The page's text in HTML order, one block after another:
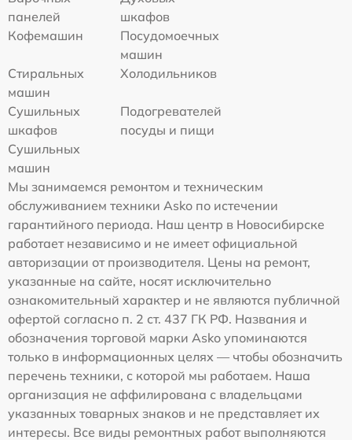
панелей
шкафов
Кофемашин
Посудомоечных
машин
Стиральных
машин
Холодильников
Сушильных
шкафов
Подогревателей
посуды и пищи
Сушильных
машин
Мы занимаемся ремонтом и техническим
обслуживанием техники Asko по истечении
гарантийного периода. Наш центр в Новосибирске
работает независимо и не имеет официальной
авторизации от производителя. Цены на ремонт,
указанные на сайте, носят исключительно
ознакомительный характер и не являются публичной
офертой согласно п. 2 ст. 437 ГК РФ. Названия и
обозначения торговой марки Asko упоминаются
только в информационных целях — чтобы обозначить
перечень техники, с которой мы работаем. Наша
организация не аффилирована с владельцами
указанных товарных знаков и не представляет их
интересы. Все виды ремонтных работ выполняются